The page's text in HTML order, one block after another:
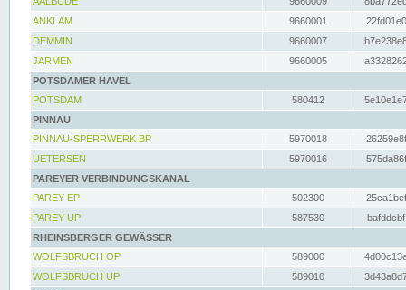
ANKLAM
9660001
DEMMIN
9660007
JARMEN
9660005
POTSDAMER HAVEL
POTSDAM
580412
PINNAU
PINNAU-SPERRWERK BP
5970018
UETERSEN
5970016
PAREYER VERBINDUNGSKANAL
PAREY EP
502300
PAREY UP
587530
RHEINSBERGER GEWÄSSER
WOLFSBRUCH OP
589000
WOLFSBRUCH UP
589010